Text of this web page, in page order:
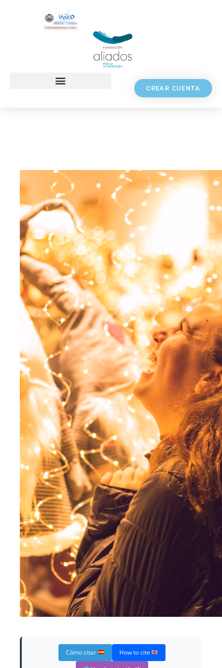
CREAR CUENTA
Cómo citar
How to cite